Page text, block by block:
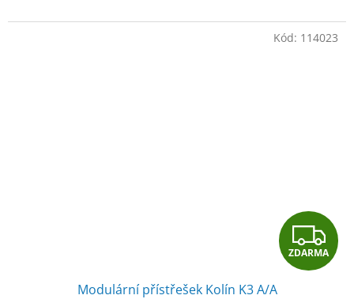
Z
D
ZDARMA
Modulární přístřešek Kolín K3 A/A
Kód: 114023